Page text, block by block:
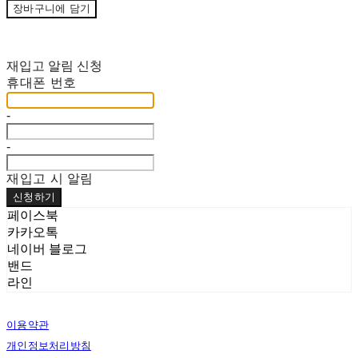
장바구니에 담기
재입고 알림 신청
휴대폰 번호
-
-
재입고 시 알림
신청하기
페이스북
카카오톡
네이버 블로그
밴드
라인
이용약관
개인정보처리방침